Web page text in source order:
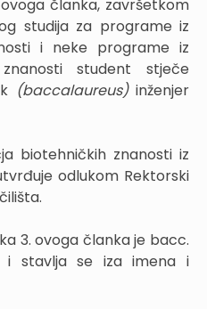
članka, završetkom
studija za programe iz
i neke programe iz
student stječe
(baccalaureus) inženjer
biotehničkih znanosti iz
odlukom Rektorski
3. ovoga članka je bacc.
i stavlja se iza imena i